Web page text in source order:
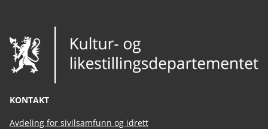
KONTAKT
Avdeling for sivilsamfunn og idrett